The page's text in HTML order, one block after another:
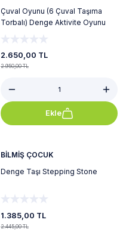
Çuval Oyunu (6 Çuval Taşıma
Torbalı) Denge Aktivite Oyunu
2.650,00 TL
2.950,00 TL
Ekle
BİLMİŞ ÇOCUK
Denge Taşı Stepping Stone
1.385,00 TL
2.445,00 TL